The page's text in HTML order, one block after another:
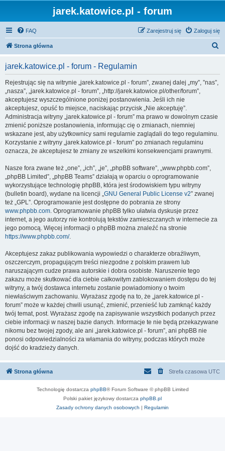
jarek.katowice.pl - forum
FAQ Zaloguj się
Zarejestruj się
Strona główna
jarek.katowice.pl - forum - Regulamin
Rejestrując się na witrynie „jarek.katowice.pl - forum”, zwanej dalej „my”, ”nas”,
„nasza”, „jarek.katowice.pl - forum”, „http://jarek.katowice.pl/other/forum”,
akceptujesz wyszczególnione poniżej postanowienia. Jeśli ich nie
akceptujesz, opuść to miejsce, naciskając przycisk „Nie akceptuję”.
Administracja witryny „jarek.katowice.pl - forum” ma prawo w dowolnym czasie
zmienić poniższe postanowienia, informując cię o zmianach, niemniej
wskazane jest, aby użytkownicy sami regularnie zaglądali do tego regulaminu.
Korzystanie z witryny „jarek.katowice.pl - forum” po zmianach regulaminu
oznacza, że akceptujesz te zmiany ze wszelkimi konsekwencjami prawnymi.
Nasze fora zwane też „one”, „ich”, „je”, „phpBB software”, „www.phpbb.com”,
„phpBB Limited”, „phpBB Teams” działają w oparciu o oprogramowanie
wykorzystujące technologię phpBB, która jest środowiskiem typu witryny
(bulletin board), wydane na licencji „GNU General Public License v2” zwanej
też „GPL”. Oprogramowanie jest dostępne do pobrania ze strony
www.phpbb.com. Oprogramowanie phpBB tylko ułatwia dyskusje przez
internet, a jego autorzy nie kontrolują tekstów zamieszczanych w internecie za
jego pomocą. Więcej informacji o phpBB można znaleźć na stronie
https://www.phpbb.com/.
Akceptujesz zakaz publikowania wypowiedzi o charakterze obraźliwym,
oszczerczym, propagującym treści niezgodne z polskim prawem lub
naruszającym cudze prawa autorskie i dobra osobiste. Naruszenie tego
zakazu może skutkować dla ciebie całkowitym zablokowaniem dostępu do tej
witryny, a twój dostawca internetu zostanie powiadomiony o twoim
niewłaściwym zachowaniu. Wyrażasz zgodę na to, że „jarek.katowice.pl -
forum” może w każdej chwili usunąć, zmienić, przenieść lub zamknąć każdy
twój temat, post. Wyrażasz zgodę na zapisywanie wszystkich podanych przez
ciebie informacji w naszej bazie danych. Informacje te nie będą przekazywane
nikomu bez twojej zgody, ale ani „jarek.katowice.pl - forum”, ani phpBB nie
ponosi odpowiedzialności za włamania do witryny, podczas których może
dojść do kradzieży danych.
Strona główna Strefa czasowa UTC
Technologię dostarcza phpBB® Forum Software © phpBB Limited
Polski pakiet językowy dostarcza phpBB.pl
Zasady ochrony danych osobowych | Regulamin